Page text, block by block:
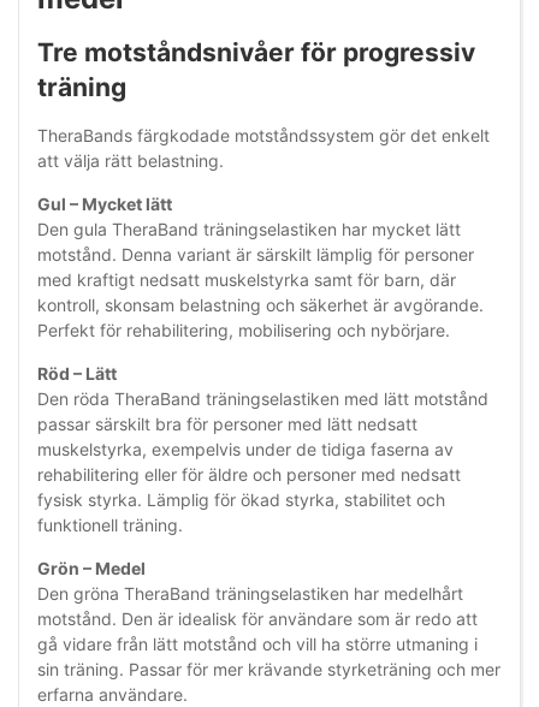
Tre motståndsnivåer för progressiv
träning
TheraBands färgkodade motståndssystem gör det enkelt
att välja rätt belastning.
Gul – Mycket lätt
Den gula TheraBand träningselastiken har mycket lätt
motstånd. Denna variant är särskilt lämplig för personer
med kraftigt nedsatt muskelstyrka samt för barn, där
kontroll, skonsam belastning och säkerhet är avgörande.
Perfekt för rehabilitering, mobilisering och nybörjare.
Röd – Lätt
Den röda TheraBand träningselastiken med lätt motstånd
passar särskilt bra för personer med lätt nedsatt
muskelstyrka, exempelvis under de tidiga faserna av
rehabilitering eller för äldre och personer med nedsatt
fysisk styrka. Lämplig för ökad styrka, stabilitet och
funktionell träning.
Grön – Medel
Den gröna TheraBand träningselastiken har medelhårt
motstånd. Den är idealisk för användare som är redo att
gå vidare från lätt motstånd och vill ha större utmaning i
sin träning. Passar för mer krävande styrketräning och mer
erfarna användare.